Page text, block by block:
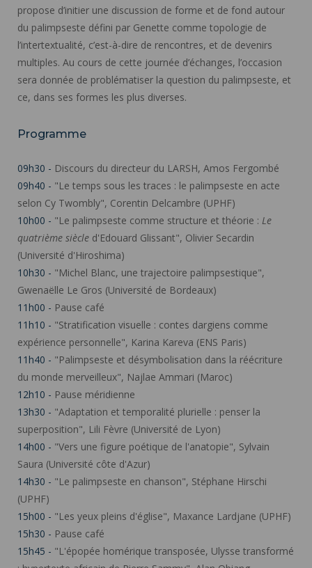
propose d’initier une discussion de forme et de fond autour
du palimpseste défini par Genette comme topologie de
l’intertextualité, c’est-à-dire de rencontres, et de devenirs
multiples. Au cours de cette journée d’échanges, l’occasion
sera donnée de problématiser la question du palimpseste, et
ce, dans ses formes les plus diverses.
Programme
09h30 - Discours du directeur du LARSH, Amos Fergombé
09h40 - "Le temps sous les traces : le palimpseste en acte
selon Cy Twombly", Corentin Delcambre (UPHF)
10h00 - "Le palimpseste comme structure et théorie : Le
quatrième siècle d'Edouard Glissant", Olivier Secardin
(Université d'Hiroshima)
10h30 - "Michel Blanc, une trajectoire palimpsestique",
Gwenaëlle Le Gros (Université de Bordeaux)
11h00 - Pause café
11h10 - "Stratification visuelle : contes dargiens comme
expérience personnelle", Karina Kareva (ENS Paris)
11h40 - "Palimpseste et désymbolisation dans la réécriture
du monde merveilleux", Najlae Ammari (Maroc)
12h10 - Pause méridienne
13h30 - "Adaptation et temporalité plurielle : penser la
superposition", Lili Fèvre (Université de Lyon)
14h00 - "Vers une figure poétique de l'anatopie", Sylvain
Saura (Université côte d'Azur)
14h30 - "Le palimpseste en chanson", Stéphane Hirschi
(UPHF)
15h00 - "Les yeux pleins d'église", Maxance Lardjane (UPHF)
15h30 - Pause café
15h45 - "L'épopée homérique transposée, Ulysse transformé